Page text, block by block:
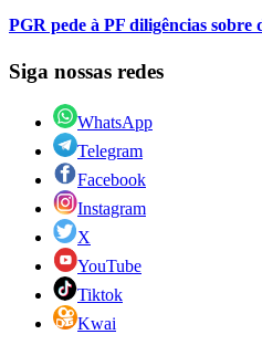
PGR pede à PF diligências
Siga nossas redes
WhatsApp
Telegram
Facebook
Instagram
X
YouTube
Tiktok
Kwai